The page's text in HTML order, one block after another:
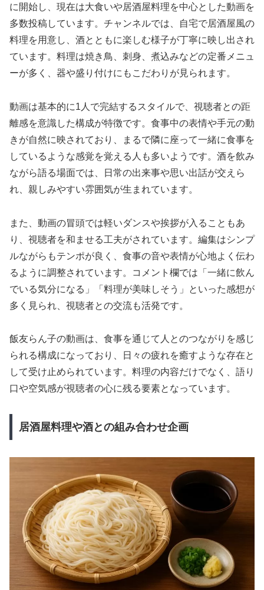
に開始し、現在は大食いや居酒屋料理を中心とした動画を
多数投稿しています。チャンネルでは、自宅で居酒屋風の
料理を用意し、酒とともに楽しむ様子が丁寧に映し出され
ています。料理は焼き鳥、刺身、煮込みなどの定番メニュ
ーが多く、器や盛り付けにもこだわりが見られます。
動画は基本的に1人で完結するスタイルで、視聴者との距
離感を意識した構成が特徴です。食事中の表情や手元の動
きが自然に映されており、まるで隣に座って一緒に食事を
しているような感覚を覚える人も多いようです。酒を飲み
ながら語る場面では、日常の出来事や思い出話が交えら
れ、親しみやすい雰囲気が生まれています。
また、動画の冒頭では軽いダンスや挨拶が入ることもあ
り、視聴者を和ませる工夫がされています。編集はシンプ
ルながらもテンポが良く、食事の音や表情が心地よく伝わ
るように調整されています。コメント欄では「一緒に飲ん
でいる気分になる」「料理が美味しそう」といった感想が
多く見られ、視聴者との交流も活発です。
飯友らん子の動画は、食事を通じて人とのつながりを感じ
られる構成になっており、日々の疲れを癒すような存在と
して受け止められています。料理の内容だけでなく、語り
口や空気感が視聴者の心に残る要素となっています。
居酒屋料理や酒との組み合わせ企画